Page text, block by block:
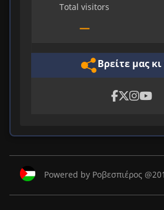
Total visitors
—
Βρείτε μας
Powered by Ροβεσπιέρος